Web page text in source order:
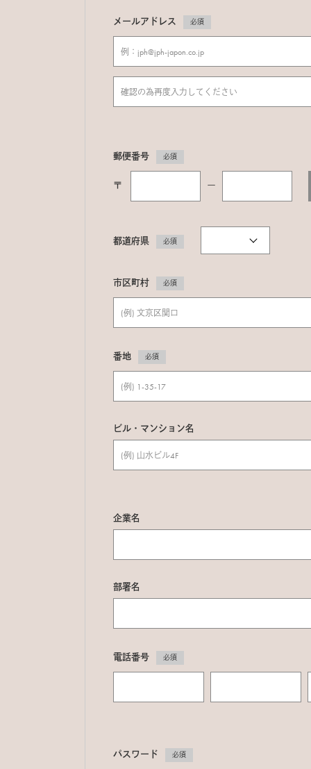
メールアドレス 必須
郵便番号 必須
〒 ー
都道府県 必須
市区町村 必須
番地 必須
ビル・マンション名
企業名
部署名
電話番号 必須
パスワード 必須